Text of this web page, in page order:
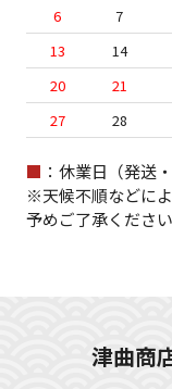
6
7
13
14
20
21
27
28
■ ：休業日（発送
※天候不順などに
予めご了承ください
津曲商